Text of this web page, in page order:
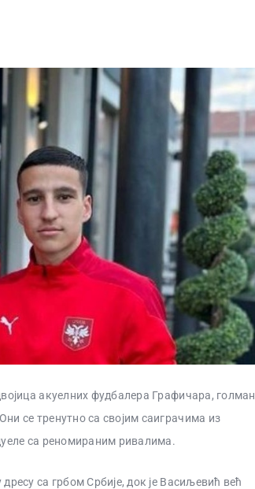
акуелних фудбалера Графичара, голман
се тренутно са својим саиграчима из
са реномираним ривалима.
са грбом Србије, док је Васиљевић већ